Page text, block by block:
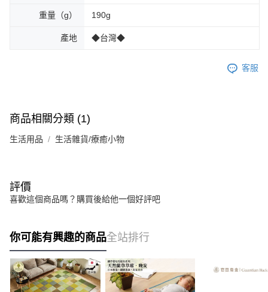
重量（g） 190g
產地 ◆台灣◆
客服
商品相關分類 (1)
生活用品 生活雜貨/療癒小物
評價
喜歡這個商品嗎？購買後給他一個好評吧
你可能有興趣的商品全站排行